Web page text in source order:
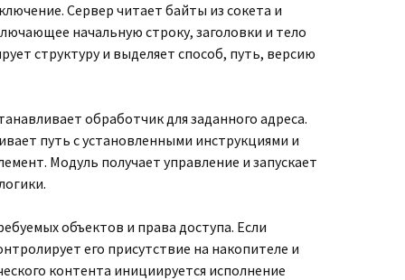
Сервер читает байты из сокета и
начальную строку, заголовки и тело
структуру и выделяет способ, путь, версию
обработчик для заданного адреса.
путь с установленными инструкциями и
Модуль получает управление и запускает
объектов и права доступа. Если
его присутствие на накопителе и
контента инициируется исполнение